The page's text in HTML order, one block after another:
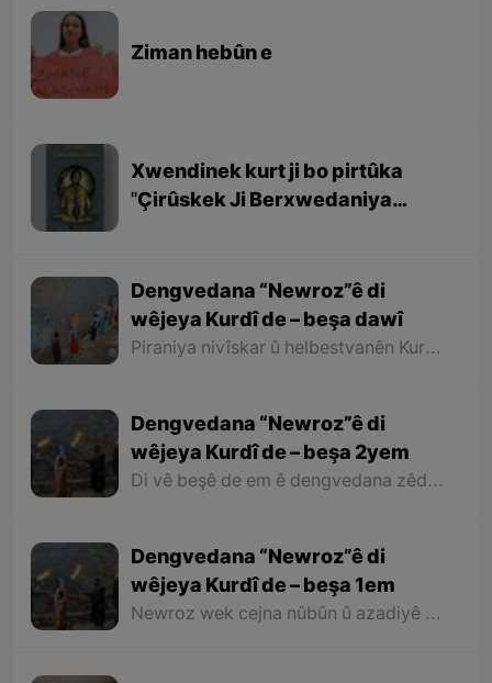
Ziman hebûn e
Xwendinek kurt ji bo pirtûka
''Çirûskek Ji Berxwedaniya
Dengvedana “Newroz”ê di
wêjeya Kurdî de – beşa dawî
Piraniya nivîskar û helbestvanên Kurd di helbest û deqên xwe de behsa Newrozê kirine ku ji ber nebûna derfetê em ê tenê îşareyê bi çend mînak ji helbestên wan bikin. Di dawiyê de ez dixwazim bibêjim ku helbestvanên wek “Muxlîs, Ewnî, Hejar, Zarî, Elî Heseniyanî, Jîla Huseynî, Mihemed Salih Dîlan, Esîrî, Nasir Axabira, Celal Melekşa, Şêrko Bêkes û Ebdulah Paşêw” û hwd, di çend helbestên xwe de behsa Newrozê kirine û bal kişandine ser Kurdistanîbûna Newrozê.
Dengvedana “Newroz”ê di
wêjeya Kurdî de – beşa 2yem
Di vê beşê de em ê dengvedana zêdetir a Newrozê di helbest û deqên Kurdî de rabixine ber çavan. Herwisa pêwîst e em îşare bi wê yekê jî bikin ku tevî wê ku em di vê gotarê de dengvedana “Newroz”ê di edebiyata Kurdî de dibînin, em ê hin nivîskar û helbestvanên xwe binêrin ku mixabin navê hin ji wan hatiye jibîrkirin.
Dengvedana “Newroz”ê di
wêjeya Kurdî de – beşa 1em
Newroz wek cejna nûbûn û azadiyê di wêjeya Kurdî de û li cem helbestvan û nivîskarên Kurd, hertim girîngiya xwe hebûye. Helbestvan û nivîskarên Kurd di helbest û nivîsên xwe de Newroz wek bedewiyek, dergeheke azadiyê û sembola rizgariya netewî bi kar anîne. Ev mijare jî vedigere bo girêdana înkarkirî ya Kurd û Kurdistanê bi Newrozê re.